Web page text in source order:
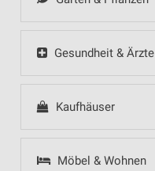
Gesundheit & Ärzte
Kaufhäuser
Möbel & Wohnen